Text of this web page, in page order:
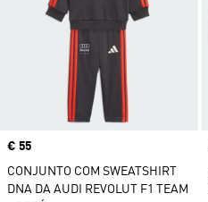
Price
€ 55
CONJUNTO COM SWEATSHIRT
DNA DA AUDI REVOLUT F1 TEAM